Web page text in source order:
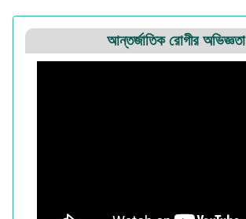
আন্তর্জাতিক রোগীর অভিজ্ঞতা